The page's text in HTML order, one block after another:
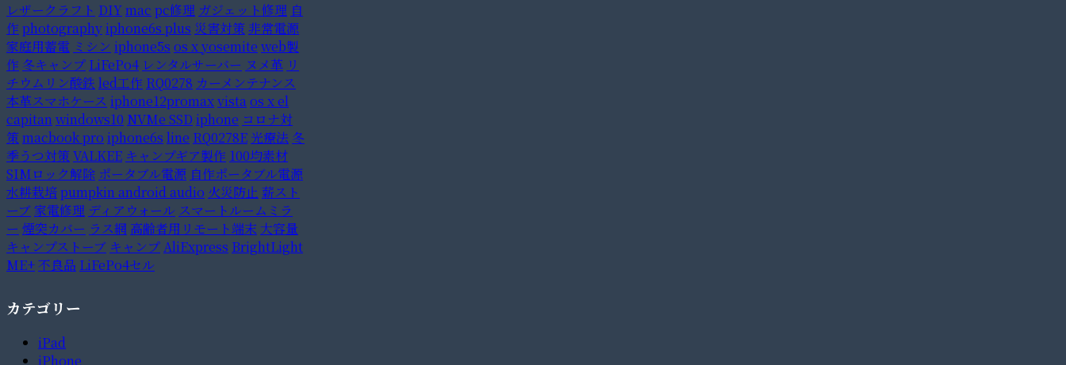
レザークラフト DIYmac pc修理 ガジェット修理 自
作 photography iphone6s plus 災害対策非常電源
家庭用蓄電 ミシン iphone5s os x yosemite web製
作 冬キャンプ LiFePo4 レンタルサーバー ヌメ革 リ
チウムリン酸鉄 led工作 RQ0278 カーメンテナンス
本革スマホケース iphone12promaxvistaos x el
capitanwindows10 NVMe SSD iphone コロナ対
策macbook pro iphone6s line RQ0278E 光療法 冬
季うつ対策VALKEE キャンプギア製作 100均素材
SIMロック解除 ポータブル電源 自作ポータブル電源
水耕栽培pumpkin android audio 火災防止 薪スト
ーブ家電修理 ディアウォール スマートルームミラ
ー 煙突カバー ラス網 高齢者用リモート端末大容量
キャンプストーブ キャンプAliExpress BrightLight
ME+不良品 LiFePo4セル
カテゴリー
iPad
iPhone